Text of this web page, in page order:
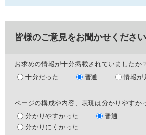
皆様のご意見をお聞かせください
お求めの情報が十分掲載されていましたか？
十分だった
普通 情報が
ページの構成や内容、表現は分かりやすか
分かりやすかった
普通
分かりにくかった